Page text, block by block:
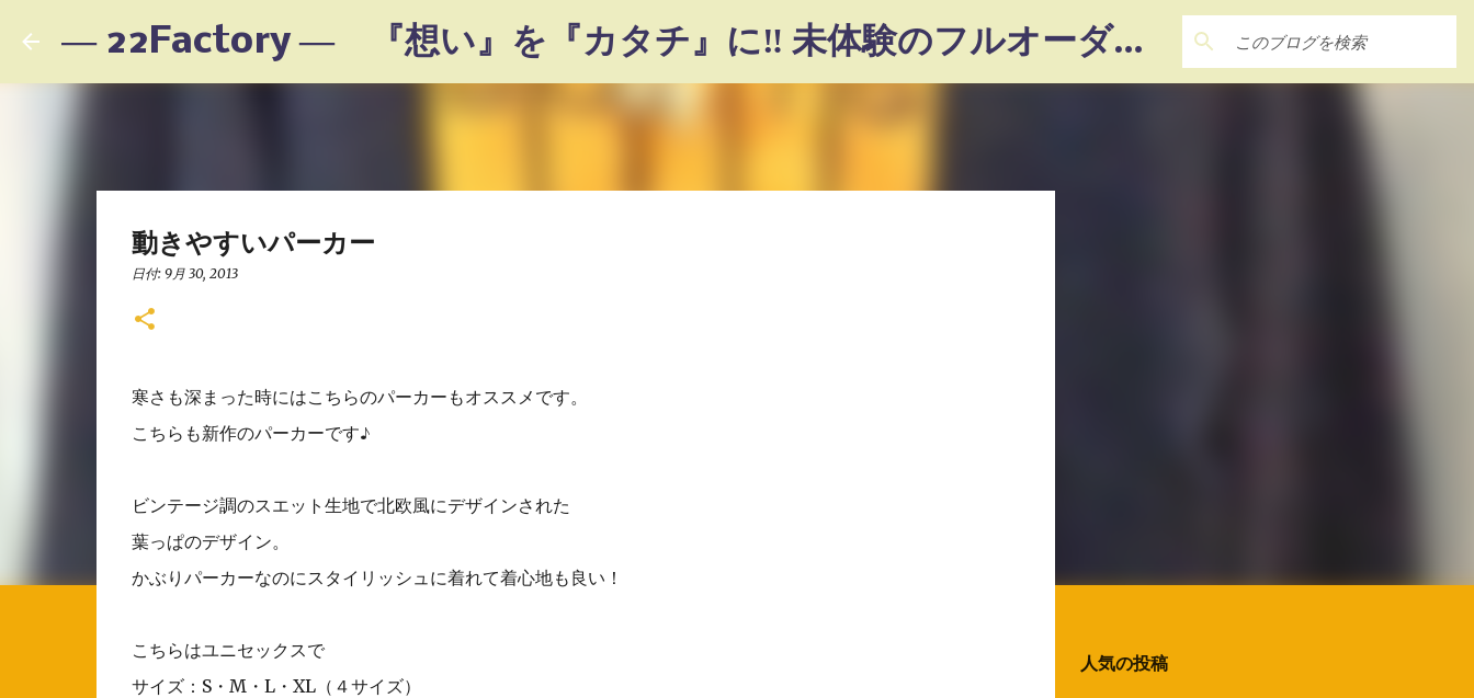
スキップしてメイン コンテンツに移動 ― 22Factory ― 『想い』を『カタチ』に‼ 未体験のフルオーダーメイド
動きやすいパーカー
日付: 9月 30, 2013
寒さも深まった時にはこちらのパーカーもオススメです。
こちらも新作のパーカーです♪
ビンテージ調のスエット生地で北欧風にデザインされた
葉っぱのデザイン。
かぶりパーカーなのにスタイリッシュに着れて着心地も良い！
こちらはユニセックスで
サイズ：S・M・L・XL（４サイズ）
人気の投稿